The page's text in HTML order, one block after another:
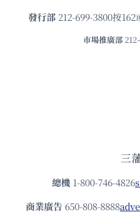
發⾏部 212-699-3800按162
市場推廣部
三
總機 1-800-746-4826
商業廣告 650-808-8888